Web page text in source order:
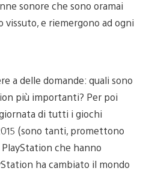
sonore che sono oramai
e riemergono ad ogni
a delle domande: quali sono
più importanti? Per poi
di tutti i giochi
(sono tanti, promettono
che hanno
ha cambiato il mondo